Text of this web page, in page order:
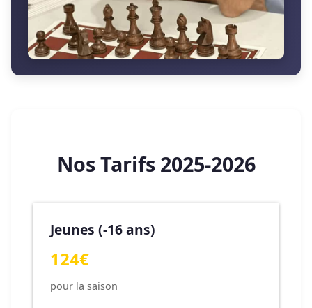
Nos Tarifs 2025-2026
Jeunes (-16 ans)
124€
pour la saison